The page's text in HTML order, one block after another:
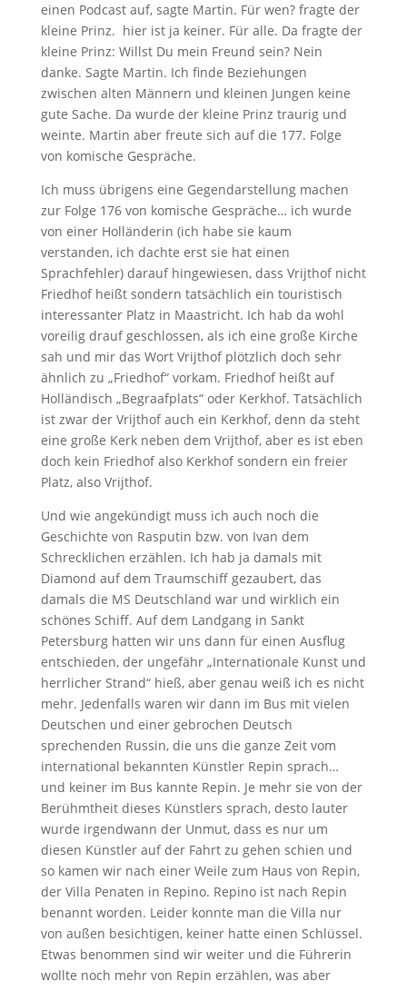
einen Podcast auf, sagte Martin. Für wen? fragte der
kleine Prinz. hier ist ja keiner. Für alle. Da fragte der
kleine Prinz: Willst Du mein Freund sein? Nein
danke. Sagte Martin. Ich finde Beziehungen
zwischen alten Männern und kleinen Jungen keine
gute Sache. Da wurde der kleine Prinz traurig und
weinte. Martin aber freute sich auf die 177. Folge
von komische Gespräche.
Ich muss übrigens eine Gegendarstellung machen
zur Folge 176 von komische Gespräche… ich wurde
von einer Holländerin (ich habe sie kaum
verstanden, ich dachte erst sie hat einen
Sprachfehler) darauf hingewiesen, dass Vrijthof nicht
Friedhof heißt sondern tatsächlich ein touristisch
interessanter Platz in Maastricht. Ich hab da wohl
voreilig drauf geschlossen, als ich eine große Kirche
sah und mir das Wort Vrijthof plötzlich doch sehr
ähnlich zu „Friedhof“ vorkam. Friedhof heißt auf
Holländisch „Begraafplats“ oder Kerkhof. Tatsächlich
ist zwar der Vrijthof auch ein Kerkhof, denn da steht
eine große Kerk neben dem Vrijthof, aber es ist eben
doch kein Friedhof also Kerkhof sondern ein freier
Platz, also Vrijthof.
Und wie angekündigt muss ich auch noch die
Geschichte von Rasputin bzw. von Ivan dem
Schrecklichen erzählen. Ich hab ja damals mit
Diamond auf dem Traumschiff gezaubert, das
damals die MS Deutschland war und wirklich ein
schönes Schiff. Auf dem Landgang in Sankt
Petersburg hatten wir uns dann für einen Ausflug
entschieden, der ungefähr „Internationale Kunst und
herrlicher Strand“ hieß, aber genau weiß ich es nicht
mehr. Jedenfalls waren wir dann im Bus mit vielen
Deutschen und einer gebrochen Deutsch
sprechenden Russin, die uns die ganze Zeit vom
international bekannten Künstler Repin sprach…
und keiner im Bus kannte Repin. Je mehr sie von der
Berühmtheit dieses Künstlers sprach, desto lauter
wurde irgendwann der Unmut, dass es nur um
diesen Künstler auf der Fahrt zu gehen schien und
so kamen wir nach einer Weile zum Haus von Repin,
der Villa Penaten in Repino. Repino ist nach Repin
benannt worden. Leider konnte man die Villa nur
von außen besichtigen, keiner hatte einen Schlüssel.
Etwas benommen sind wir weiter und die Führerin
wollte noch mehr von Repin erzählen, was aber